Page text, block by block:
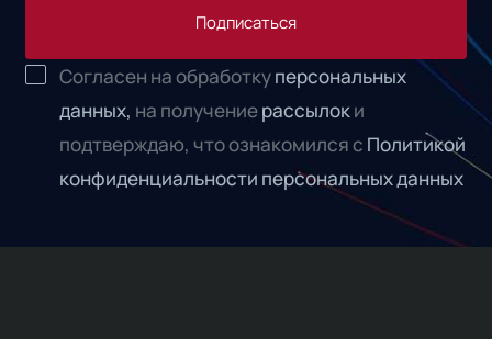
Подписаться
Согласен на обработкуперсональных
данных, на получениерассылоки
подтверждаю, что ознакомился с Политикой
конфиденциальности персональных данных